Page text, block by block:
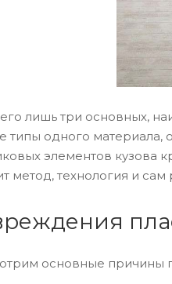
лишь три основных,
типы одного
элементов кузова
метод, технология и сам
основные причины